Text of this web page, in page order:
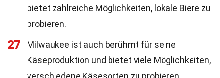
bietet zahlreiche Möglichkeiten, lokale Biere zu
probieren.
27
Milwaukee ist auch berühmt für seine
Käseproduktion und bietet viele Möglichkeiten,
verschiedene Käsesorten zu probieren.